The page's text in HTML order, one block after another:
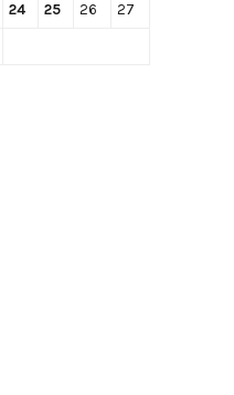
24 25 26 27